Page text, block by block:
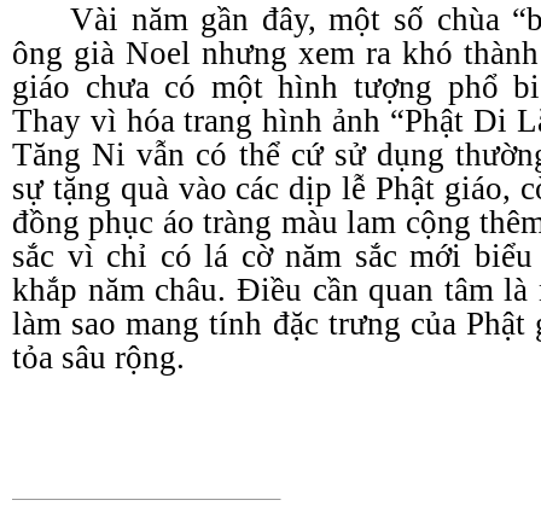
Vài năm gần đây, một số chùa
ông già Noel nhưng xem ra khó
giáo chưa có một hình tượng phổ
Thay vì hóa trang hình ảnh “Phật Di
Tăng Ni vẫn có thể cứ sử dụng
sự tặng quà vào các dịp lễ Phật giáo,
đồng phục áo tràng màu lam cộng
sắc vì chỉ có lá cờ năm sắc mới
khắp năm châu. Điều cần quan tâm
làm sao mang tính đặc trưng của
tỏa sâu rộng.